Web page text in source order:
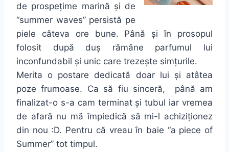
de prospețime marină și de
“summer waves” persistă pe
piele câteva ore bune. Până și în prosopul
folosit după duș rămâne parfumul lui
inconfundabil și unic care trezește simțurile.
Merita o postare dedicată doar lui și atâtea
poze frumoase. Ca să fiu sinceră, până am
finalizat-o s-a cam terminat și tubul iar vremea
de afară nu mă împiedică să mi-l achiziționez
din nou :D. Pentru că vreau în baie “a piece of
Summer” tot timpul.